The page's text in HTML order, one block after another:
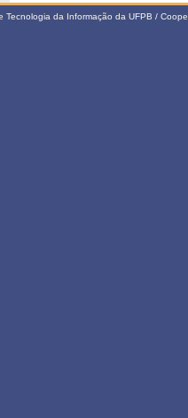
Tecnologia da Informação da UFPB /